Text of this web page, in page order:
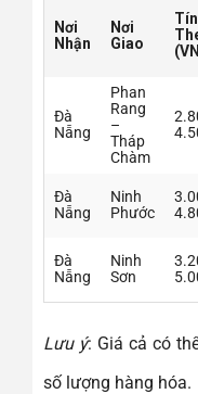
Nơi
Nhận
Nơi
Giao
Đà
Nẵng
Phan
Rang
–
Tháp
Chàm
Đà
Nẵng
Ninh
Phước
Đà
Nẵng
Ninh
Sơn
Lưu ý: Giá cả có
số lượng hàng hóa.